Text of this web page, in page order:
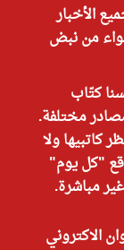
الأخبار
من نبض
كتّاب
مختلفة.
كاتبيها ولا
"كل يوم"
مباشرة.
الاكتروني